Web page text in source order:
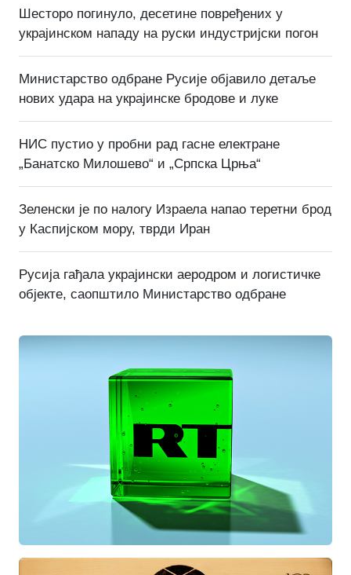
Шесторо погинуло, десетине повређених у
украјинском нападу на руски индустријски погон
Министарство одбране Русије објавило детаље
нових удара на украјинске бродове и луке
НИС пустио у пробни рад гасне електране
„Банатско Милошево“ и „Српска Црња“
Зеленски је по налогу Израела напао теретни брод
у Каспијском мору, тврди Иран
Русија гађала украјински аеродром и логистичке
објекте, саопштило Министарство одбране